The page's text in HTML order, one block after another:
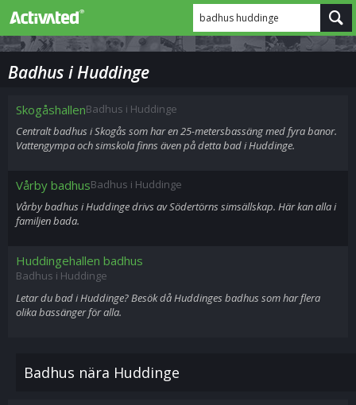
badhus huddinge
Badhus i Huddinge
SkogåshallenBadhus i Huddinge
Centralt badhus i Skogås som har en 25-metersbassäng med fyra banor.
Vattengympa och simskola finns även på detta bad i Huddinge.
Vårby badhusBadhus i Huddinge
Vårby badhus i Huddinge drivs av Södertörns simsällskap. Här kan alla i
familjen bada.
Huddingehallen badhus
Badhus i Huddinge
Letar du bad i Huddinge? Besök då Huddinges badhus som har flera
olika bassänger för alla.
Badhus nära Huddinge